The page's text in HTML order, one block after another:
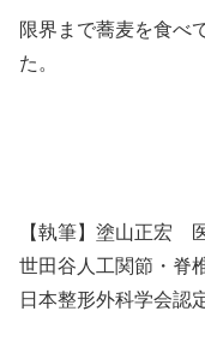
限界まで蕎麦を食べ
た。
【執筆】塗山正宏
世田谷人工関節・脊
日本整形外科学会認